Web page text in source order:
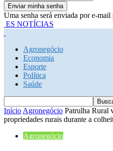
Uma senha será enviada por e-mail
ES NOTÍCIAS
Agronegócio
Economia
Esporte
Política
Saúde
Início Agronegócio Patrulha Rural
propriedades rurais durante a
Agronegócio